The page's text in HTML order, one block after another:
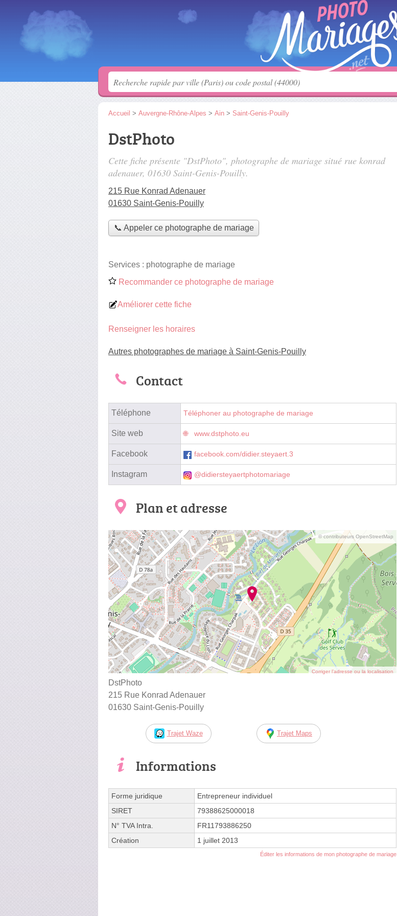
Accueil > Auvergne-Rhône-Alpes > Ain > Saint-Genis-Pouilly
DstPhoto
Cette fiche présente "DstPhoto", photographe de mariage situé rue konrad
adenauer, 01630 Saint-Genis-Pouilly.
215 Rue Konrad Adenauer
01630 Saint-Genis-Pouilly
📞 Appeler ce photographe de mariage
Services : photographe de mariage
Recommander ce photographe de mariage
Améliorer cette fiche
Renseigner les horaires
Autres photographes de mariage à Saint-Genis-Pouilly
Contact
Téléphone Téléphoner au photographe de mariage
Site web www.dstphoto.eu
Facebook facebook.com/didier.steyaert.3
Instagram @didiersteyaertphotomariage
Plan et adresse
© contributeurs OpenStreetMap
Corriger l’adresse ou la localisation
DstPhoto
215 Rue Konrad Adenauer
01630 Saint-Genis-Pouilly
Trajet Waze Trajet Maps
Informations
Forme juridique
Entrepreneur individuel
SIRET
79388625000018
N° TVA Intra.
FR11793886250
Création
1 juillet 2013
Éditer les informations de mon photographe de mariage